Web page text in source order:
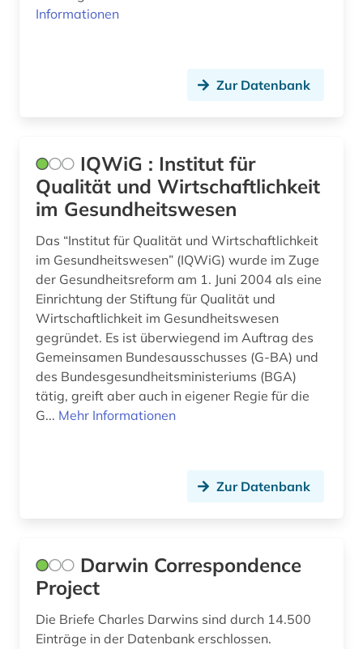
literatur (1)
materialwissenschaft (1)
mathematik (2)
medizin (34)
medizingeschichte <fach> (1)
medizinische ausbildung (1)
medizinische einrichtung (1)
mittelenglisch (1)
molekularbiologie (1)
Informationen
Zur Datenbank
IQWiG : Institut für
Qualität und Wirtschaftlichkeit
im Gesundheitswesen
Das “Institut für Qualität und Wirtschaftlichkeit
im Gesundheitswesen” (IQWiG) wurde im Zuge
der Gesundheitsreform am 1. Juni 2004 als eine
Einrichtung der Stiftung für Qualität und
Wirtschaftlichkeit im Gesundheitswesen
gegründet. Es ist überwiegend im Auftrag des
Gemeinsamen Bundesausschusses (G-BA) und
des Bundesgesundheitsministeriums (BGA)
tätig, greift aber auch in eigener Regie für die
G... Mehr Informationen
Zur Datenbank
Darwin Correspondence
Project
Die Briefe Charles Darwins sind durch 14.500
Einträge in der Datenbank erschlossen.